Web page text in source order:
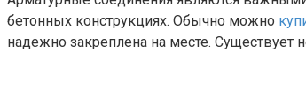
бетонных конструкциях. Обычно можно
надежно закреплена на месте.